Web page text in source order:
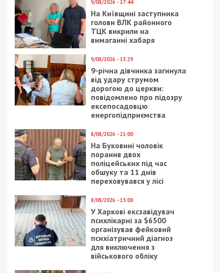
Нагадаємо, раніше ми повідомляли про те, що
ворог атакував Нікопольський і Криворізький
райони.
Facebook
Telegram
Twitter
WhatsApp
ViberEmail
Категории:Суспільство| Метки:війна з
росією,обстріл
Рекламні блоки дають нам змогу
отримувати найсвіжіші новини під ними.
Приєднуйтесь також до 49000 в Google News. Слідкуйте
за останніми новинами!
Приєднатися
Читайте також